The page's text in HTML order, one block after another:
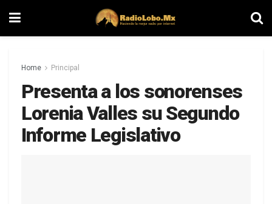
Home Principal
Presenta a los sonorenses
Lorenia Valles su Segundo
Informe Legislativo